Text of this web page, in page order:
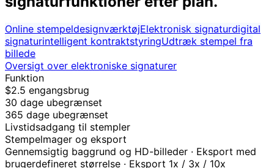
Online stempeldesignværktøjElektronisk signaturdigital
signaturintelligent kontraktstyringUdtræk stempel fra
billede
Oversigt over elektroniske signaturer
Funktion
$2.5 engangsbrug
30 dage ubegrænset
365 dage ubegrænset
Livstidsadgang til stempler
Stempelmager og eksport
Gennemsigtig baggrund og HD-billeder · Eksport med
brugerdefineret størrelse · Eksport 1x / 3x / 10x